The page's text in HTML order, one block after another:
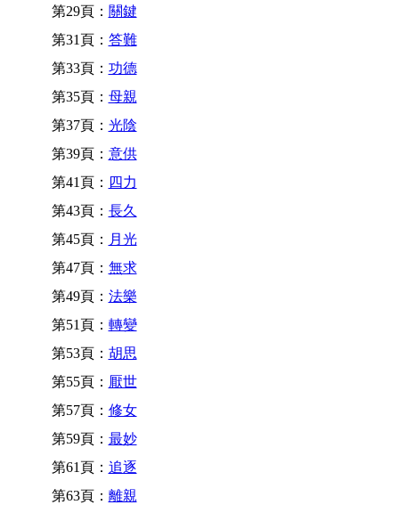
第29頁： 關鍵
第31頁： 答難
第33頁： 功德
第35頁： 母親
第37頁： 光陰
第39頁： 意供
第41頁： 四力
第43頁： 長久
第45頁： 月光
第47頁： 無求
第49頁： 法樂
第51頁： 轉變
第53頁： 胡思
第55頁： 厭世
第57頁： 修女
第59頁： 最妙
第61頁： 追逐
第63頁： 離親